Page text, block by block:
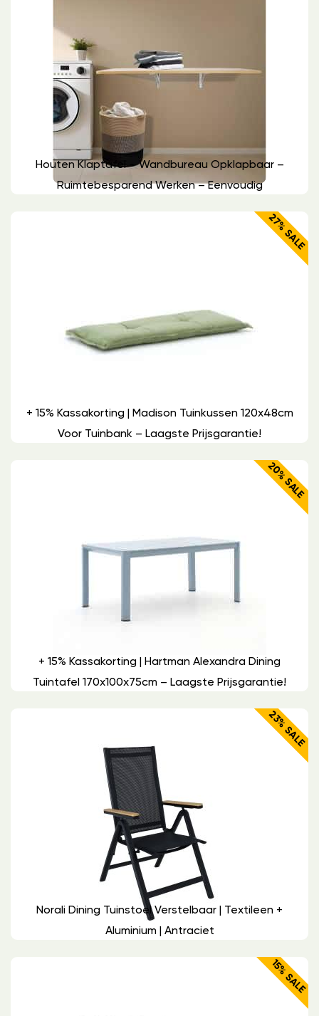
Houten Klaptafel – Wandbureau Opklapbaar –
Ruimtebesparend Werken – Eenvoudig
27% SALE
+ 15% Kassakorting | Madison Tuinkussen 120x48cm
Voor Tuinbank – Laagste Prijsgarantie!
20% SALE
+ 15% Kassakorting | Hartman Alexandra Dining
Tuintafel 170x100x75cm – Laagste Prijsgarantie!
23% SALE
Norali Dining Tuinstoel Verstelbaar | Textileen +
Aluminium | Antraciet
15% SALE